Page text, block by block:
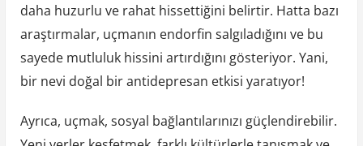
daha huzurlu ve rahat hissettiğini belirtir. Hatta bazı
araştırmalar, uçmanın endorfin salgıladığını ve bu
sayede mutluluk hissini artırdığını gösteriyor. Yani,
bir nevi doğal bir antidepresan etkisi yaratıyor!
Ayrıca, uçmak, sosyal bağlantılarınızı güçlendirebilir.